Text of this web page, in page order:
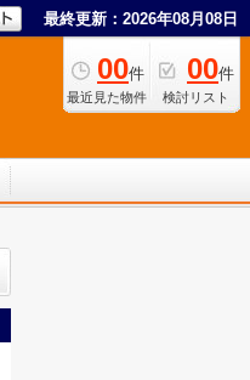
最終更新：2026年08月08日
00件
最近見た物件
00件
検討リスト